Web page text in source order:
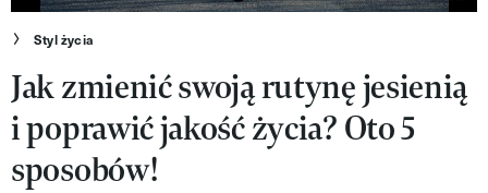
Wideo
Nasze akcje
VIVA!ART
VIVA!MODA
Styl życia
Jak zmienić swoją rutynę jesienią
i poprawić jakość życia? Oto 5
sposobów!